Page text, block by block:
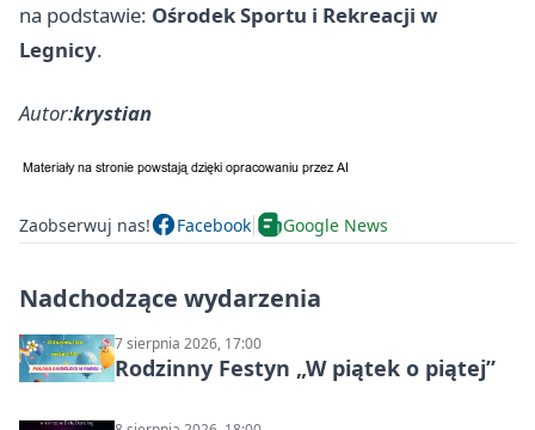
na podstawie: Ośrodek Sportu i Rekreacji w
Legnicy.
Autor:krystian
Zaobserwuj nas! Facebook Google News
Nadchodzące wydarzenia
7 sierpnia 2026, 17:00
Rodzinny Festyn „W piątek o piątej”